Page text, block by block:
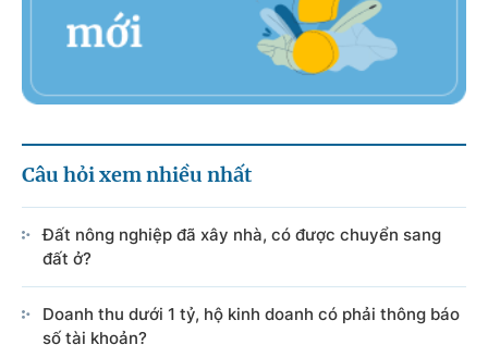
Câu hỏi xem nhiều nhất
Đất nông nghiệp đã xây nhà, có được chuyển sang
đất ở?
Doanh thu dưới 1 tỷ, hộ kinh doanh có phải thông báo
số tài khoản?